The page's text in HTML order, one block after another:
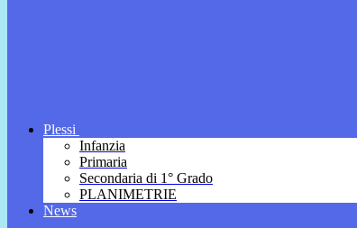
Plessi
Infanzia
Primaria
Secondaria di 1° Grado
PLANIMETRIE
News